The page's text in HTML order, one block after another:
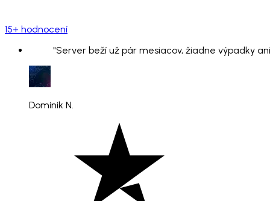
15+ hodnocení
"Server beží už pár mesiacov, žiadne výpadky
Dominik N.